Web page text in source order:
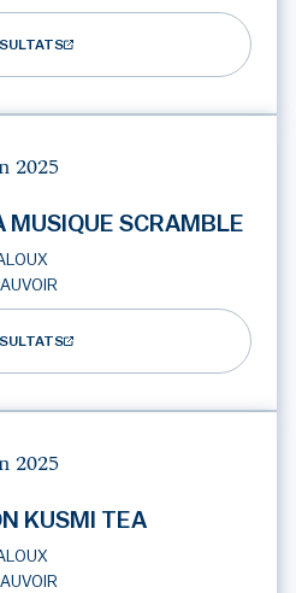
2025
MUSIQUE SCRAMBLE
2025
KUSMI TEA